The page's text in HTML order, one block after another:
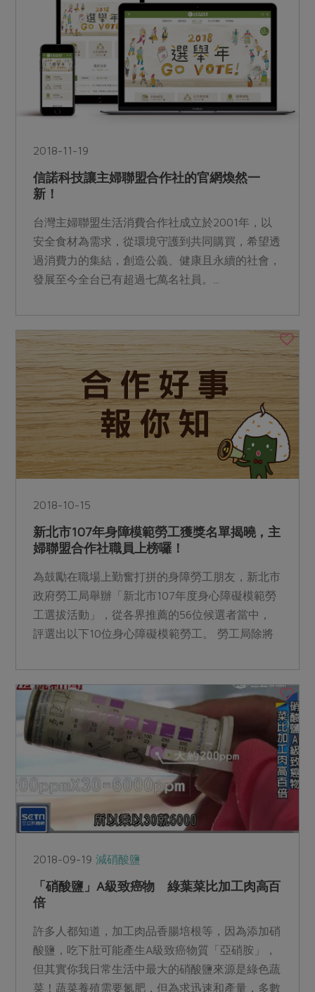
素食專區
樂齡友善
高麗菜海鮮煎餅
地區活動
社務會議 地區活動
活動報下載
2018-11-19
信諾科技讓主婦聯盟合作社的官網煥然一
新！
台灣主婦聯盟生活消費合作社成立於2001年，以
安全食材為需求，從環境守護到共同購買，希望透
過消費力的集結，創造公義、健康且永續的社會，
發展至今全台已有超過七萬名社員。...
2018-10-15
新北市107年身障模範勞工獲獎名單揭曉，主
婦聯盟合作社職員上榜囉！
為鼓勵在職場上勤奮打拼的身障勞工朋友，新北市
政府勞工局舉辦「新北市107年度身心障礙模範勞
工選拔活動」，從各界推薦的56位候選者當中，
評選出以下10位身心障礙模範勞工。 勞工局除將
2018-09-19減硝酸鹽
「硝酸鹽」A級致癌物 綠葉菜比加工肉高百
倍
許多人都知道，加工肉品香腸培根等，因為添加硝
酸鹽，吃下肚可能產生A級致癌物質「亞硝胺」，
但其實你我日常生活中最大的硝酸鹽來源是綠色蔬
菜！蔬菜養殖需要氮肥，但為求迅速和產量，多數